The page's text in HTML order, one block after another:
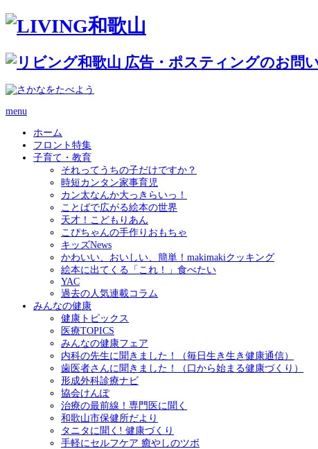
menu
ホーム
フロント特集
子育て・教育
それってうちの子だけですか？
時短カンタン家事育児
カン太なんか大っきらいっ！
ことばで広がる絵本の世界
天才！こどもりあん
こぴちゃんの手作りおもちゃ
キッズNews
かわいい、おいしい、簡単！makimakiクッキング
絵本に出てくる「これ！」食べたい
YAC
過去の人気連載コラム
みんなの健康
健康トピックス
医療TOPICS
みんなの健康フェア
内科の先生に聞きました！（毎日生き生き健康通信）
歯医者さんに聞きました！（口から始まる健康づくり）
形成外科診療ナビ
協会けんぽ
治療の最前線！専門医に聞く
和歌山市保健所だより
タニタに聞く! 健康づくり
手軽にセルフケア 癒やしのツボ